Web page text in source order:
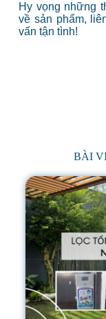
Hy vọng những
về sản phẩm,
vấn tận tình!
BÀI